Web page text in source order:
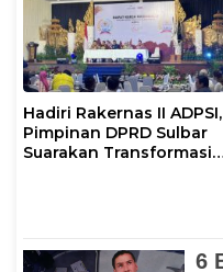
Hadiri Rakernas II ADPSI,
Pimpinan DPRD Sulbar
Suarakan Transformasi